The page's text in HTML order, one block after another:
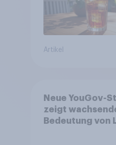
Artikel
Neue YouGov-
zeigt
Bedeutung von